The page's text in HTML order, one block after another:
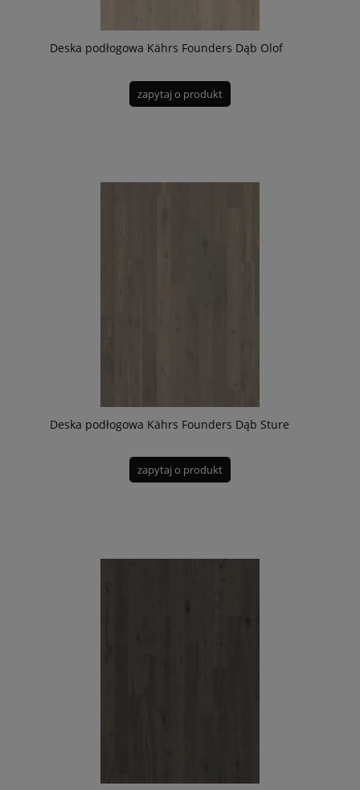
Deska podłogowa Kährs Founders Dąb Olof
zapytaj o produkt
Deska podłogowa Kährs Founders Dąb Sture
zapytaj o produkt